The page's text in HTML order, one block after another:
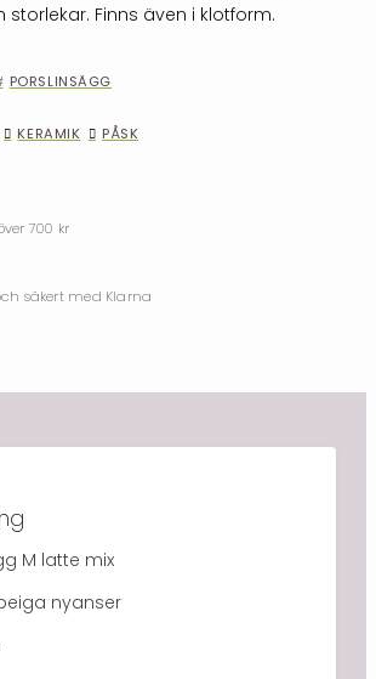
storlekar. Finns även i klotform.
PORSLINSÄGG
KERAMIK PÅSK
700 kr
säkert med Klarna
M latte mix
nyanser